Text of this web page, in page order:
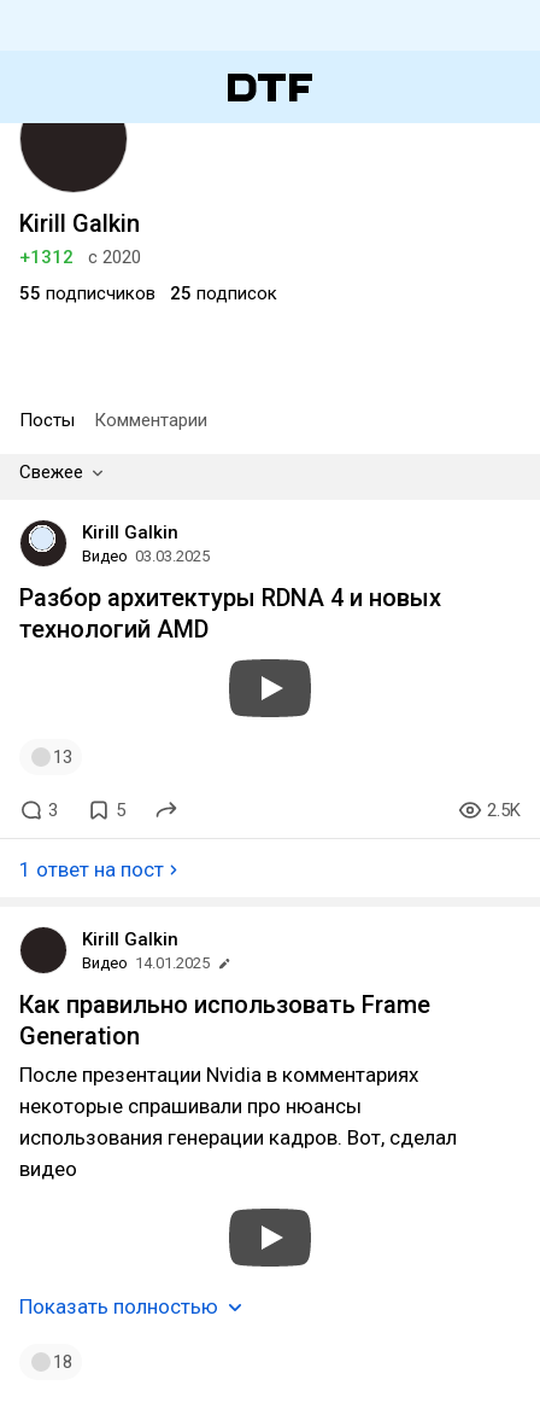
Kirill Galkin
+1312
с 2020
55 подписчиков 25 подписок
Посты Комментарии
Свежее
Kirill Galkin
Видео 03.03.2025
Разбор архитектуры RDNA 4 и новых
технологий AMD
13
3 5 2.5K
1 ответ на пост
Kirill Galkin
Видео 14.01.2025
Как правильно использовать Frame
Generation
После презентации Nvidia в комментариях
некоторые спрашивали про нюансы
использования генерации кадров. Вот, сделал
видео
Показать полностью
18